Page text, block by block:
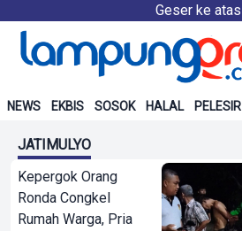
Geser ke atas
NEWS EKBIS SOSOK HALAL PELESIR
JATIMULYO
Kepergok Orang
Ronda Congkel
Rumah Warga, Pria